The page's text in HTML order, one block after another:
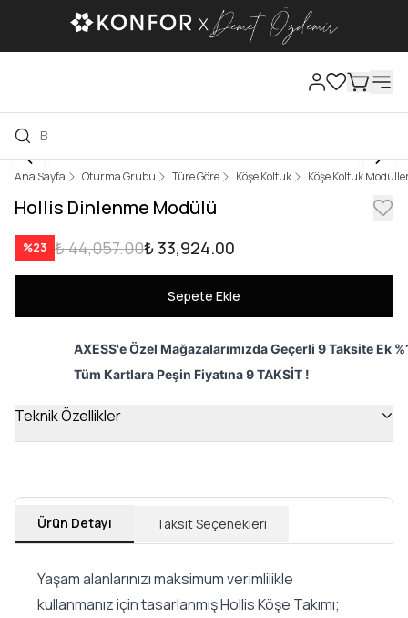
Ana Sayfa Oturma Grubu Türe Göre Köşe Koltuk Köşe Koltuk
Hollis Dinlenme Modülü
%23 ₺ 44,057.00₺ 33,924.00
Sepete Ekle
AXESS'e Özel Mağazalarımızda Geçerli 9 Taksite Ek
Tüm Kartlara Peşin Fiyatına 9 TAKSİT !
Teknik Özellikler
Ürün Detayı Taksit Seçenekleri
Yaşam alanlarınızı maksimum verimlilikle
kullanmanız için tasarlanmış Hollis Köşe Takımı;